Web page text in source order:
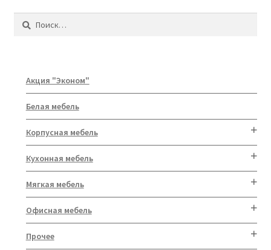
Найти:
Акция "Эконом"
Белая мебель
Корпусная мебель
Кухонная мебель
Мягкая мебель
Офисная мебель
Прочее